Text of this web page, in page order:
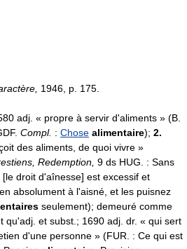
1946, p. 175.
adj. « propre à servir d'aliments » (B.
Compl. : Chose alimentaire); 2.
des aliments, de quoi vivre »
Redemption, 9 ds HUG. : Sans
droit d'aînesse] est excessif et
absolument à l'aisné, et les puisnez
seulement); demeuré comme
qu'adj. et subst.; 1690 adj. dr. « qui sert
d'une personne » (FUR. : Ce qui est